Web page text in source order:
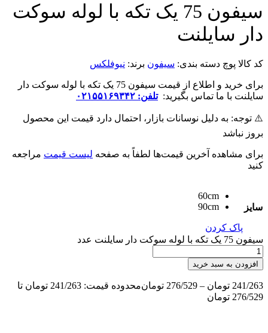
سیفون 75 یک تکه با لوله سوکت
دار سایلنت
کد کالا پوچ دسته بندی: سیفون برند: نیوفلکس
برای خرید و اطلاع از قیمت سیفون 75 یک تکه با لوله سوکت دار
سایلنت با ما تماس بگیرید:تلفن: ۰۲۱۵۵۱۶۹۳۴۲
⚠️ توجه: به دلیل نوسانات بازار، احتمال دارد قیمت این محصول
بروز نباشد
برای مشاهده آخرین قیمت‌ها لطفاً به صفحه لیست قیمت مراجعه
کنید
سایز
60cm
90cm
پاک کردن
سیفون 75 یک تکه با لوله سوکت دار سایلنت عدد
افزودن به سبد خرید
241/263 تومان –
276/529 تومان
محدوده قیمت: 241/263 تومان تا
276/529 تومان